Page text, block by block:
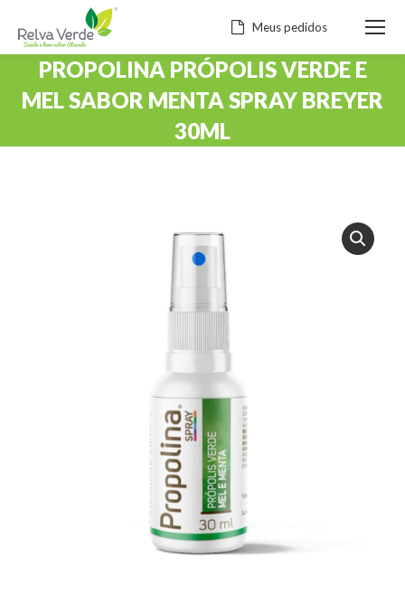
Meus pedidos
PROPOLINA PRÓPOLIS VERDE E
MEL SABOR MENTA SPRAY BREYER
30ML